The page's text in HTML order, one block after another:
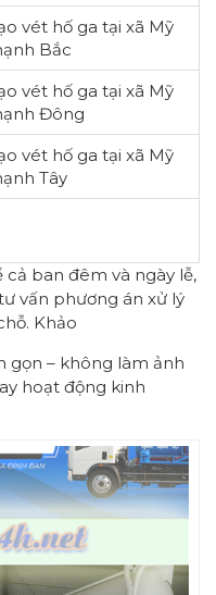
vét hố ga tại xã Mỹ
Bắc
vét hố ga tại xã Mỹ
Đông
vét hố ga tại xã Mỹ
Tây
ban đêm và ngày lễ,
vấn phương án xử lý
Khảo
gọn – không làm ảnh
hoạt động kinh